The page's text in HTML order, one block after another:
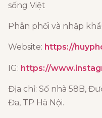
sống Việt
Phân phối và nhập
Website: https://
IG: https://
Địa chỉ: Số nhà 58B,
Đa, TP Hà Nội.